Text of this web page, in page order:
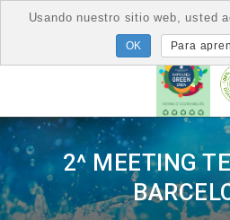
2^ MEETING
Usando nuestro sitio web, usted
Para